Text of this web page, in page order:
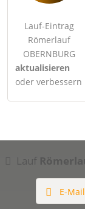
Lauf-Eintrag
Römerlauf
OBERNBURG
aktualisieren
oder verbessern
Lauf
E-Mail